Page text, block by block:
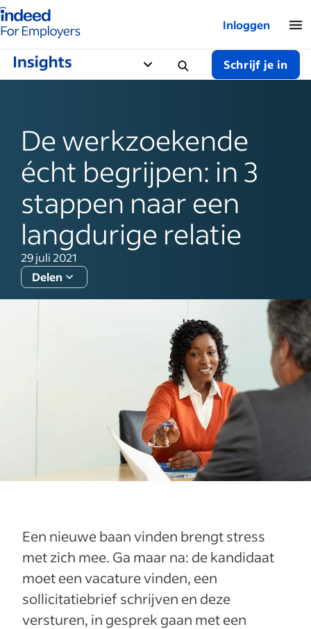
van Indeed - Voor werkgevers
Inloggen
Schrijf je in
De werkzoekende
écht begrijpen: in 3
stappen naar een
langdurige relatie
29 juli 2021
Delen
Een nieuwe baan vinden brengt stress
met zich mee. Ga maar na: de kandidaat
moet een vacature vinden, een
sollicitatiebrief schrijven en deze
versturen, in gesprek gaan met een